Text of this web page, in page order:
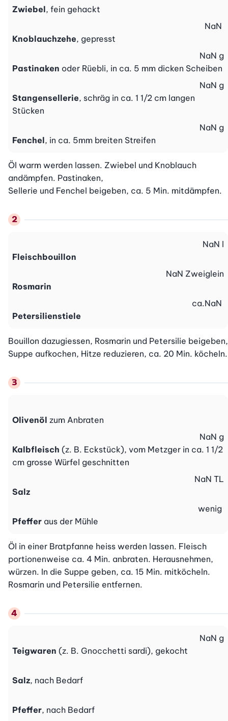
Zwiebel, fein gehackt
Knoblauchzehe, gepresst
NaN
Pastinaken oder Rüebli, in ca. 5 mm dicken Scheiben
NaN g
Stangensellerie, schräg in ca. 1 1/2 cm langen
Stücken
NaN g
Fenchel, in ca. 5mm breiten Streifen
NaN g
Öl warm werden lassen. Zwiebel und Knoblauch
andämpfen. Pastinaken,
Sellerie und Fenchel beigeben, ca. 5 Min. mitdämpfen.
Fleischbouillon
NaN l
Rosmarin
NaN Zweiglein
Petersilienstiele
ca.NaN
Bouillon dazugiessen, Rosmarin und Petersilie beigeben,
Suppe aufkochen, Hitze reduzieren, ca. 20 Min. köcheln.
Olivenöl zum Anbraten
Kalbfleisch (z. B. Eckstück), vom Metzger in ca. 1 1/2
cm grosse Würfel geschnitten
NaN g
Salz
NaN TL
Pfeffer aus der Mühle
wenig
Öl in einer Bratpfanne heiss werden lassen. Fleisch
portionenweise ca. 4 Min. anbraten. Herausnehmen,
würzen. In die Suppe geben, ca. 15 Min. mitköcheln.
Rosmarin und Petersilie entfernen.
Teigwaren (z. B. Gnocchetti sardi), gekocht
NaN g
Salz, nach Bedarf
Pfeffer, nach Bedarf